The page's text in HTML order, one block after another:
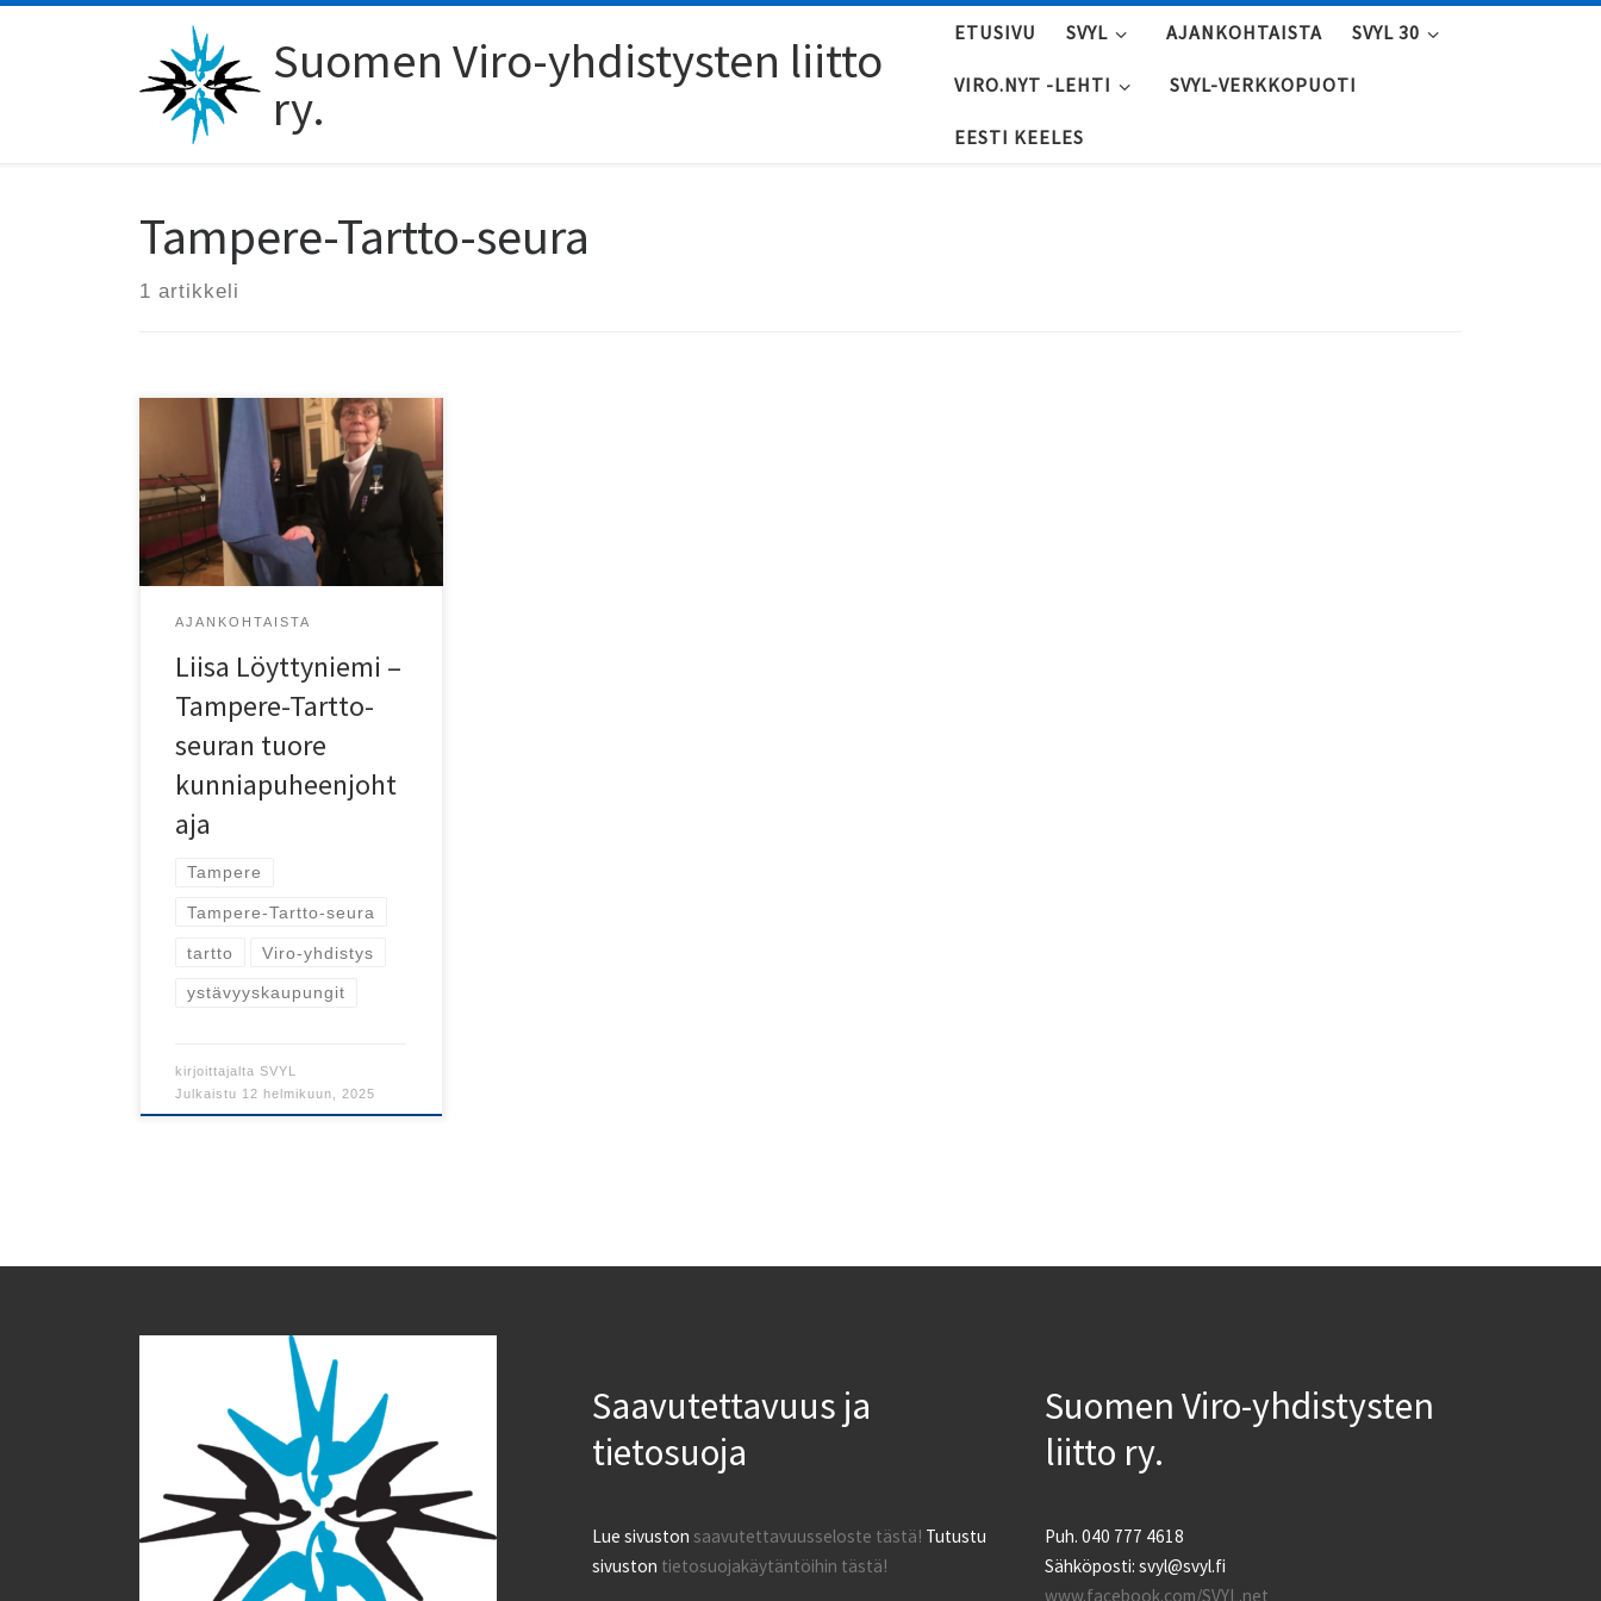
Suomen Viro-yhdistysten liitto
ry.
ETUSIVU SVYL AJANKOHTAISTA SVYL 30
VIRO.NYT -LEHTI SVYL-VERKKOPUOTI
EESTI KEELES
Tampere-Tartto-seura
1 artikkeli
Tampere-Tartto-seuran
pitkäaikainen puheenjohtaja
Liisa Löyttyniemi on nyt seuran
kunniapuheenjohtaja.
AJANKOHTAISTA
Liisa Löyttyniemi –
Tampere-Tartto-
seuran tuore
kunniapuheenjoht
aja
Tampere
Tampere-Tartto-seura
tartto Viro-yhdistys
ystävyyskaupungit
kirjoittajaltaSVYL
Julkaistu 12 helmikuun, 2025
Saavutettavuus ja
tietosuoja
Lue sivuston saavutettavuusseloste tästä! Tutustu
sivuston tietosuojakäytäntöihin tästä!
Suomen Viro-yhdistysten
liitto ry.
Puh. 040 777 4618
Sähköposti: svyl@svyl.fi
www.facebook.com/SVYL.net